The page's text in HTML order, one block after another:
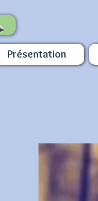
Présentation